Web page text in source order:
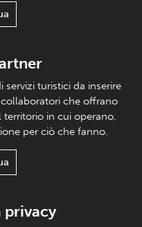
turistici da inserire
che offrano
in cui operano,
per ciò che fanno.
privacy